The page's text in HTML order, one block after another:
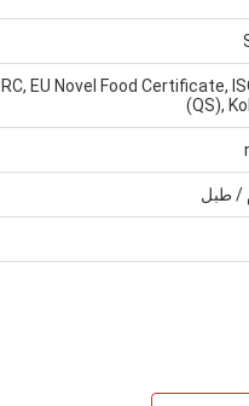
EU Novel Food Certificate,
(QS),